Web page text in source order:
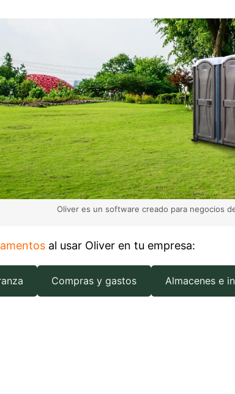
Oliver es un software creado para negocios
al usar Oliver en tu empresa:
Compras y gastos Almacenes e